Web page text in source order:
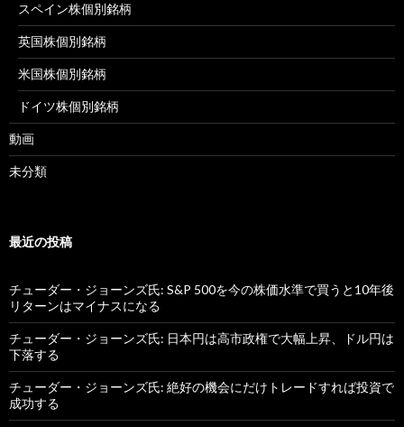
スペイン株個別銘柄
英国株個別銘柄
米国株個別銘柄
ドイツ株個別銘柄
動画
未分類
最近の投稿
チューダー・ジョーンズ氏: S&P 500を今の株価水準で買うと10年後
リターンはマイナスになる
チューダー・ジョーンズ氏: 日本円は高市政権で大幅上昇、ドル円は
下落する
チューダー・ジョーンズ氏: 絶好の機会にだけトレードすれば投資で
成功する